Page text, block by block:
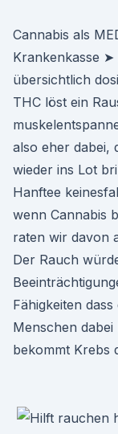
Cannabis als
Krankenkasse
übersichtlich
THC löst ein
also eher dabei,
wieder ins Lot
Hanftee
wenn Cannabis
raten wir davon
Der Rauch
Fähigkeiten
Menschen
bekommt Krebs